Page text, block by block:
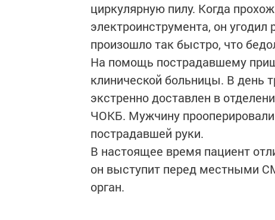
циркулярную пилу. Когда
электроинструмента, он
произошло так быстро, что
На помощь пострадавшему
клинической больницы. В день
экстренно доставлен в
ЧОКБ. Мужчину
пострадавшей руки.
В настоящее время пациент
он выступит перед местными
орган.